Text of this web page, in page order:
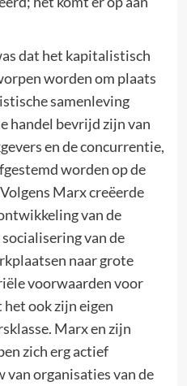
dat het kapitalistisch
worden om plaats
samenleving
handel bevrijd zijn van
en de concurrentie,
worden op de
Marx creëerde
van de
van de
naar grote
voorwaarden voor
ook zijn eigen
Marx en zijn
zich erg actief
van organisaties van de